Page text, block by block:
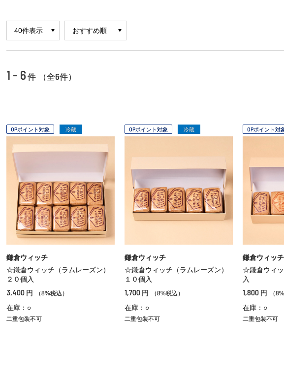
1 - 6 件 （全6件）
OPポイント対象 冷蔵
鎌倉ウィッチ
☆鎌倉ウィッチ（ラムレーズン）
２０個入
3,400 円 （8%税込）
在庫：○
二重包装不可
OPポイント対象 冷蔵
鎌倉ウィッチ
☆鎌倉ウィッチ（ラムレーズン）
１０個入
1,700 円 （8%税込）
在庫：○
二重包装不可
OPポイント対
鎌倉ウィッチ
☆鎌倉ウィ
入
1,800 円 （
在庫：○
二重包装不可